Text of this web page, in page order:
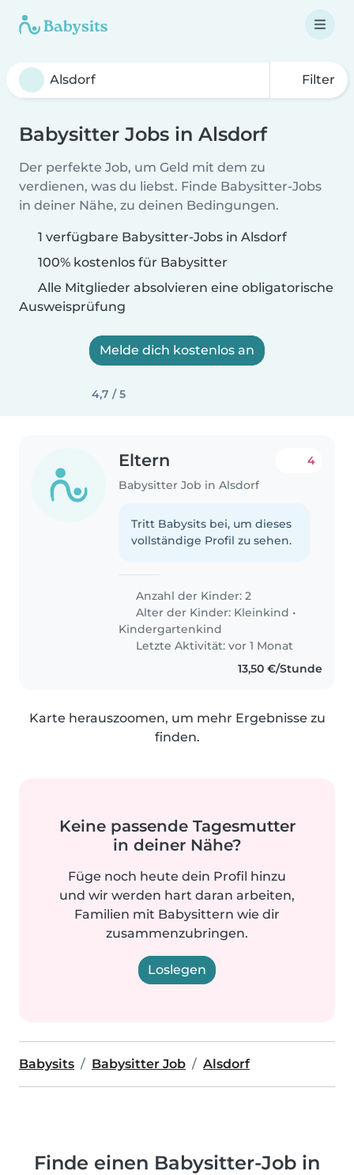
Filter
Babysitter Jobs in Alsdorf
Der perfekte Job, um Geld mit dem zu
verdienen, was du liebst. Finde Babysitter-Jobs
in deiner Nähe, zu deinen Bedingungen.
1 verfügbare Babysitter-Jobs in Alsdorf
100% kostenlos für Babysitter
Alle Mitglieder absolvieren eine obligatorische
Ausweisprüfung
Melde dich kostenlos an
4,7 / 5
Eltern
Babysitter Job in Alsdorf
4
Tritt Babysits bei, um dieses
vollständige Profil zu sehen.
Anzahl der Kinder: 2
Alter der Kinder: Kleinkind •
Kindergartenkind
Letzte Aktivität: vor 1 Monat
13,50 €/Stunde
Karte herauszoomen, um mehr Ergebnisse zu
finden.
Keine passende Tagesmutter
in deiner Nähe?
Füge noch heute dein Profil hinzu
und wir werden hart daran arbeiten,
Familien mit Babysittern wie dir
zusammenzubringen.
Loslegen
Babysits Babysitter Job Alsdorf
Finde einen Babysitter-Job in